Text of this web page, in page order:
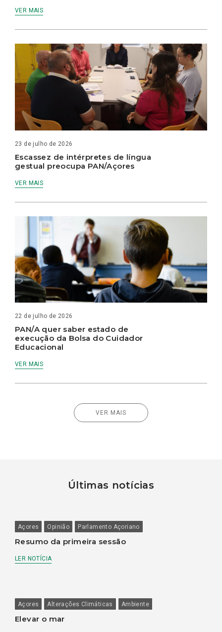
VER MAIS
23 de julho de 2026
Escassez de intérpretes de língua
gestual preocupa PAN/Açores
VER MAIS
22 de julho de 2026
PAN/A quer saber estado de
execução da Bolsa do Cuidador
Educacional
VER MAIS
VER MAIS
Últimas notícias
Açores Opinião Parlamento Açoriano
Resumo da primeira sessão
LER NOTÍCIA
Açores Alterações Climáticas Ambiente
Elevar o mar